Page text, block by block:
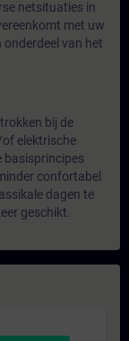
netsituaties in
met uw
van het
bij de
elektrische
basisprincipes
confortabel
dagen te
geschikt.